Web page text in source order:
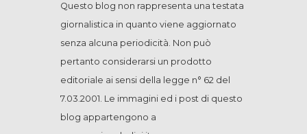
Questo blog non rappresenta una testata
giornalistica in quanto viene aggiornato
senza alcuna periodicità. Non può
pertanto considerarsi un prodotto
editoriale ai sensi della legge n° 62 del
7.03.2001. Le immagini ed i post di questo
blog appartengono a